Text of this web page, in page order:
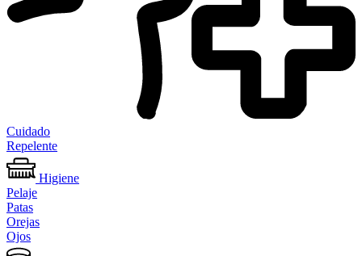
Cuidado
Repelente
Higiene
Pelaje
Patas
Orejas
Ojos